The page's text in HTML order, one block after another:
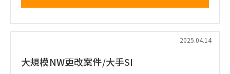
仕様説明などのリリース対応
プロジェクト関係者への各種レポーティング
2025.04.14
大規模NW更改案件/大手SI